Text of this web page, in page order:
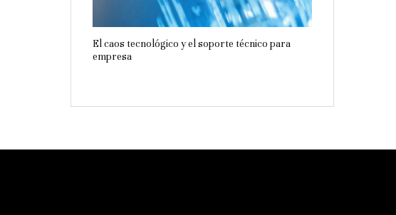
El caos tecnológico y el soporte técnico para
empresa